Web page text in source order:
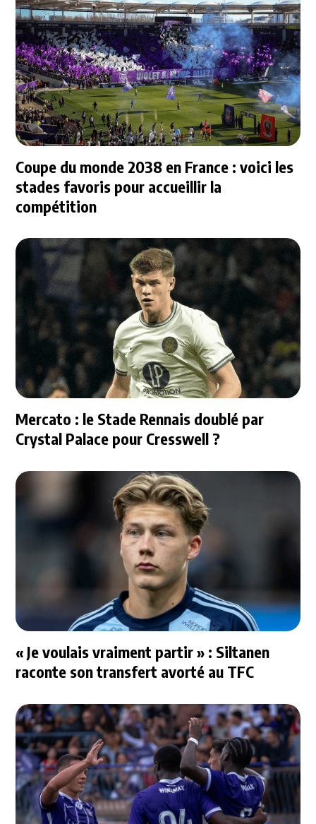
Coupe du monde 2038 en France : voici les
stades favoris pour accueillir la
compétition
Mercato : le Stade Rennais doublé par
Crystal Palace pour Cresswell ?
« Je voulais vraiment partir » : Siltanen
raconte son transfert avorté au TFC